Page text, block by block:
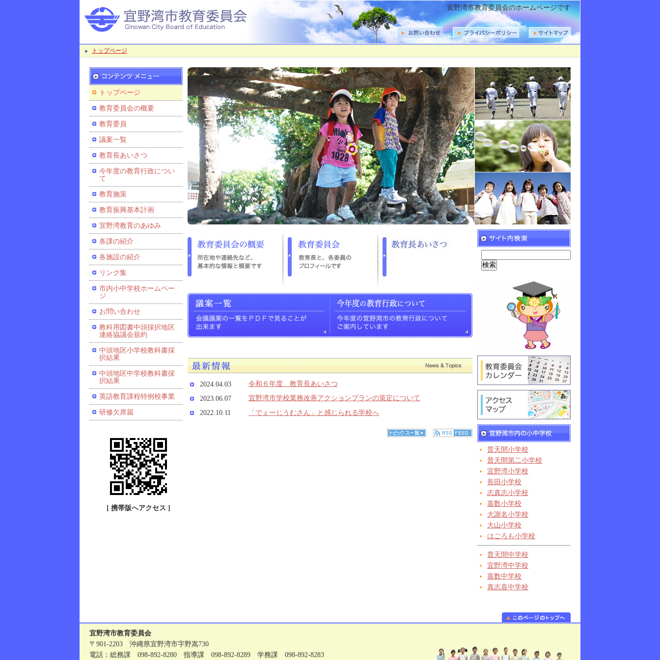
宜野湾市教育委員会のホームページです
トップページ
2024.04.03
令和６年度 教育長あいさつ
2023.06.07
宜野湾市学校業務改善アクションプランの策定について
2022.10.11
「でぇーじうむさん」と感じられる学校へ
トップページ
教育委員会の概要
教育委員
議案一覧
教育長あいさつ
今年度の教育行政につい
て
教育施策
教育振興基本計画
宜野湾教育のあゆみ
各課の紹介
各施設の紹介
リンク集
市内小中学校ホームペー
ジ
お問い合わせ
教科用図書中頭採択地区
連絡協議会規約
中頭地区小学校教科書採
択結果
中頭地区中学校教科書採
択結果
英語教育課程特例校事業
研修欠席届
[ 携帯版へアクセス ]
普天間小学校
普天間第二小学校
宜野湾小学校
長田小学校
志真志小学校
嘉数小学校
大謝名小学校
大山小学校
はごろも小学校
普天間中学校
宜野湾中学校
嘉数中学校
真志喜中学校
宜野湾市教育委員会
〒901-2203 沖縄県宜野湾市字野嵩730
電話：総務課 098-892-8280 指導課 098-892-8289 学務課 098-892-8283